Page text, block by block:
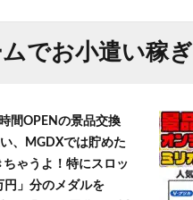
でお小遣い稼ぎ
間OPENの景品交換
、MGDXでは貯めた
ゃうよ！特にスロッ
円」分のメダルを